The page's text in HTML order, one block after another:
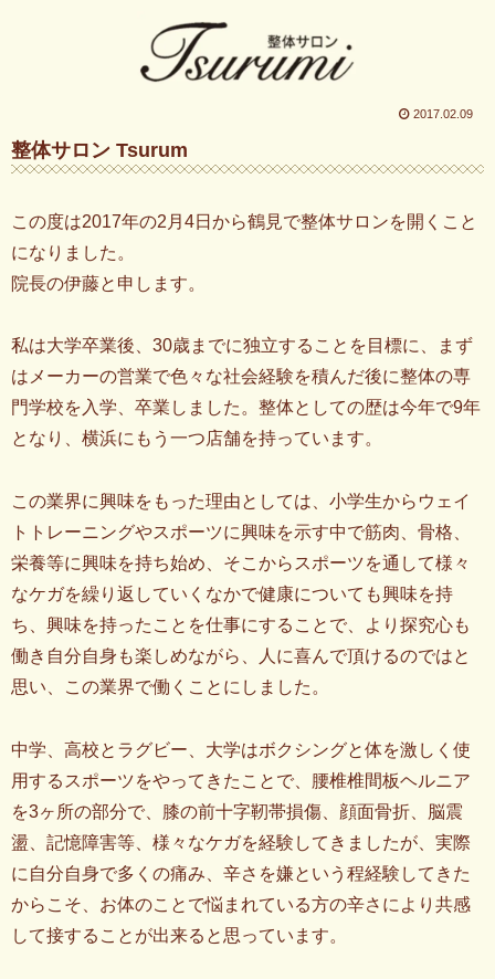
2017.02.09
整体サロン Tsurum
この度は2017年の2月4日から鶴見で整体サロンを開くこと
になりました。
院長の伊藤と申します。
私は大学卒業後、30歳までに独立することを目標に、まず
はメーカーの営業で色々な社会経験を積んだ後に整体の専
門学校を入学、卒業しました。整体としての歴は今年で9年
となり、横浜にもう一つ店舗を持っています。
この業界に興味をもった理由としては、小学生からウェイ
トトレーニングやスポーツに興味を示す中で筋肉、骨格、
栄養等に興味を持ち始め、そこからスポーツを通して様々
なケガを繰り返していくなかで健康についても興味を持
ち、興味を持ったことを仕事にすることで、より探究心も
働き自分自身も楽しめながら、人に喜んで頂けるのではと
思い、この業界で働くことにしました。
中学、高校とラグビー、大学はボクシングと体を激しく使
用するスポーツをやってきたことで、腰椎椎間板ヘルニア
を3ヶ所の部分で、膝の前十字靭帯損傷、顔面骨折、脳震
盪、記憶障害等、様々なケガを経験してきましたが、実際
に自分自身で多くの痛み、辛さを嫌という程経験してきた
からこそ、お体のことで悩まれている方の辛さにより共感
して接することが出来ると思っています。